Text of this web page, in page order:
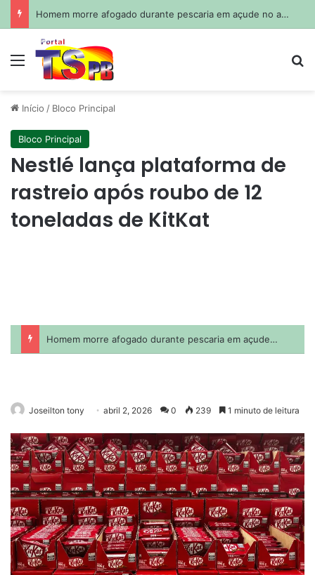
Homem morre afogado durante pescaria em açude no agreste paraibano
Menu
Início / Bloco Principal
Bloco Principal
Nestlé lança plataforma de
rastreio após roubo de 12
toneladas de KitKat
Joseilton tony abril 2, 2026 0 239 1 minuto de leitura